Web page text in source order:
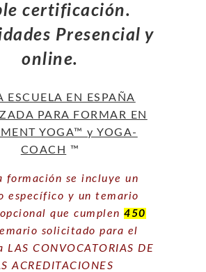
certificación.
Presencial y
online.
ESCUELA EN ESPAÑA
PARA FORMAR EN
YOGA™ y YOGA-
COACH ™
formación se incluye un
específico y un temario
que cumplen 450
solicitado para el
LAS CONVOCATORIAS DE
ACREDITACIONES